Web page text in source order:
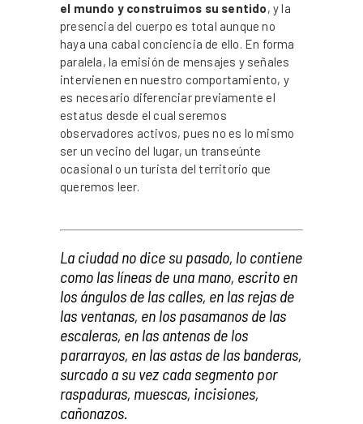
el mundo y construimos su sentido, y la
presencia del cuerpo es total aunque no
haya una cabal conciencia de ello. En forma
paralela, la emisión de mensajes y señales
intervienen en nuestro comportamiento, y
es necesario diferenciar previamente el
estatus desde el cual seremos
observadores activos, pues no es lo mismo
ser un vecino del lugar, un transeúnte
ocasional o un turista del territorio que
queremos leer.
La ciudad no dice su pasado, lo contiene
como las líneas de una mano, escrito en
los ángulos de las calles, en las rejas de
las ventanas, en los pasamanos de las
escaleras, en las antenas de los
pararrayos, en las astas de las banderas,
surcado a su vez cada segmento por
raspaduras, muescas, incisiones,
cañonazos.